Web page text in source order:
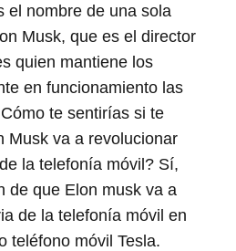
el nombre de una sola
Musk, que es el director
quien mantiene los
en funcionamiento las
te sentirías si te
Musk va a revolucionar
la telefonía móvil? Sí,
de que Elon musk va a
de la telefonía móvil en
teléfono móvil Tesla.